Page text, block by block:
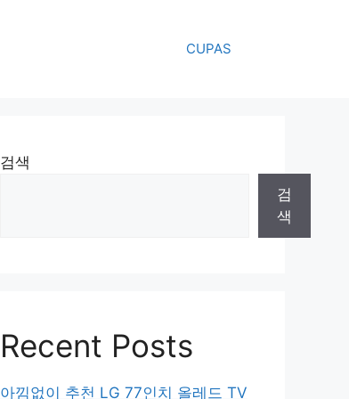
CUPAS
검색
검
색
Recent Posts
아낌없이 추천 LG 77인치 올레드 TV